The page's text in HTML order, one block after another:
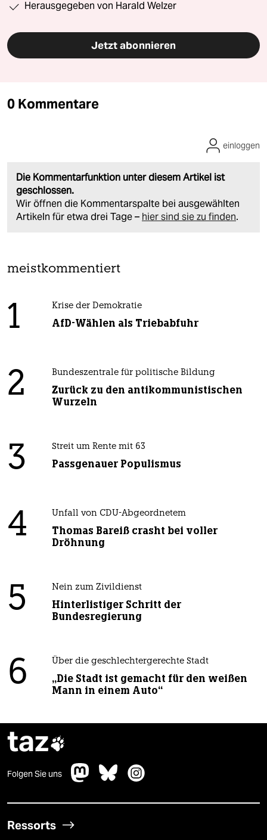
Herausgegeben von Harald Welzer
Jetzt abonnieren
0 Kommentare
Die Kommentarfunktion unter diesem Artikel ist
geschlossen.
Wir öffnen die Kommentarspalte bei ausgewählten
Artikeln für etwa drei Tage – hier sind sie zu finden.
einloggen
meistkommentiert
1 Krise der Demokratie
AfD-Wählen als Triebabfuhr
2 Bundeszentrale für politische Bildung
Zurück zu den antikommunistischen
Wurzeln
3 Streit um Rente mit 63
Passgenauer Populismus
4 Unfall von CDU-Abgeordnetem
Thomas Bareiß crasht bei voller
Dröhnung
5 Nein zum Zivildienst
Hinterlistiger Schritt der
Bundesregierung
6 Über die geschlechtergerechte Stadt
„Die Stadt ist gemacht für den weißen
Mann in einem Auto“
taz
Folgen Sie uns
Ressorts